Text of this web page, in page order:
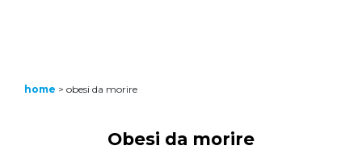
home > obesi da morire
Obesi da morire